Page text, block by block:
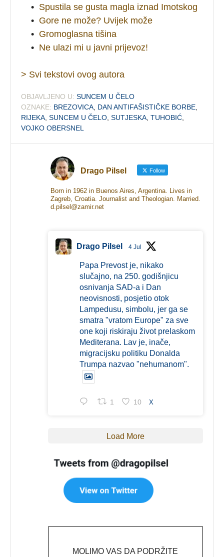
• Spustila se gusta magla iznad Imotskog
• Gore ne može? Uvijek može
• Gromoglasna tišina
• Ne ulazi mi u javni prijevoz!
> Svi tekstovi ovog autora
OBJAVLJENO U: SUNCEM U ČELO
OZNAKE: BREZOVICA DAN ANTIFAŠISTIČKE BORBE
RIJEKA ,SUNCEM U ČELO ,SUTJESKA ,TUHOBIĆ
VOJKO OBERSNEL
Drago Pilsel Follow
Born in 1962 in Buenos Aires, Argentina. Lives in
Zagreb, Croatia. Journalist and Theologian. Married.
d.pilsel@zamir.net
Drago Pilsel 4 Jul
Papa Prevost je, nikako
slučajno, na 250. godišnjicu
osnivanja SAD-a i Dan
neovisnosti, posjetio otok
Lampedusu, simbolu, jer ga se
smatra "vratom Europe" za sve
one koji riskiraju život prelaskom
Mediterana. Lav je, inače,
migracijsku politiku Donalda
Trumpa nazvao "nehumanom".
1 10 X
Load More
MOLIMO VAS DA PODRŽITE